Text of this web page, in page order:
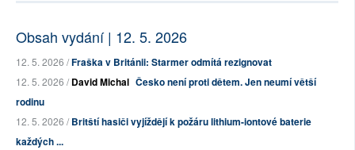
Obsah vydání | 12. 5. 2026
12. 5. 2026 /Fraška v Británii: Starmer odmítá rezignovat
12. 5. 2026 /David Michal Česko není proti dětem. Jen neumí větší
rodinu
12. 5. 2026 /Britští hasiči vyjíždějí k požáru lithium-iontové baterie
každých ...